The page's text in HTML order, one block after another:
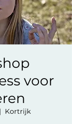
voor
Kortrijk